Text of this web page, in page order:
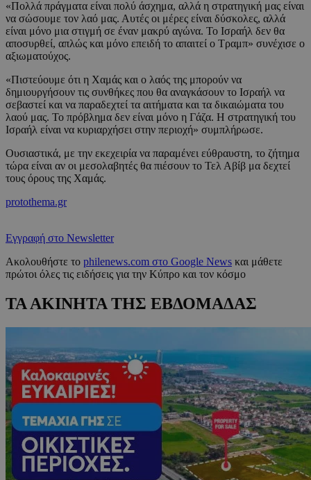
«Πολλά πράγματα είναι πολύ άσχημα, αλλά η στρατηγική μας είναι
να σώσουμε τον λαό μας. Αυτές οι μέρες είναι δύσκολες, αλλά
είναι μόνο μια στιγμή σε έναν μακρύ αγώνα. Το Ισραήλ δεν θα
αποσυρθεί, απλώς και μόνο επειδή το απαιτεί ο Τραμπ» συνέχισε ο
αξιωματούχος.
«Πιστεύουμε ότι η Χαμάς και ο λαός της μπορούν να
δημιουργήσουν τις συνθήκες που θα αναγκάσουν το Ισραήλ να
σεβαστεί και να παραδεχτεί τα αιτήματα και τα δικαιώματα του
λαού μας. Το πρόβλημα δεν είναι μόνο η Γάζα. Η στρατηγική του
Ισραήλ είναι να κυριαρχήσει στην περιοχή» συμπλήρωσε.
Ουσιαστικά, με την εκεχειρία να παραμένει εύθραυστη, το ζήτημα
τώρα είναι αν οι μεσολαβητές θα πιέσουν το Τελ Αβίβ μα δεχτεί
τους όρους της Χαμάς.
protothema.gr
Εγγραφή στο Newsletter
Ακολουθήστε το philenews.com στο Google News και μάθετε
πρώτοι όλες τις ειδήσεις για την Κύπρο και τον κόσμο
ΤΑ ΑΚΙΝΗΤΑ ΤΗΣ ΕΒΔΟΜΑΔΑΣ